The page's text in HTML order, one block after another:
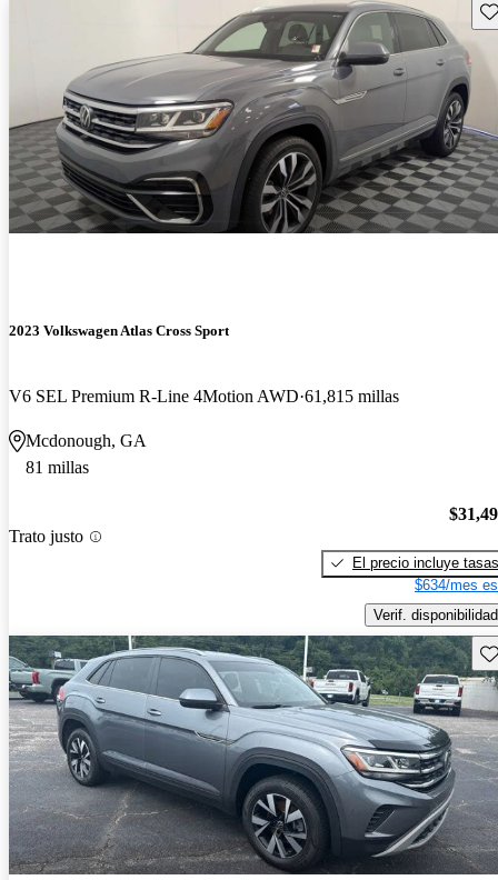
2023 Volkswagen Atlas Cross Sport
V6 SEL Premium R-Line 4Motion AWD 61,815 millas
Mcdonough, GA
81 millas
Trato justo
El precio incluye tasas
$634/mes
Verif. disponibilidad